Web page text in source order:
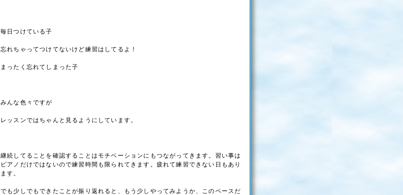
毎日つけている子
忘れちゃってつけてないけど練習はしてるよ！
まったく忘れてしまった子
みんな色々ですが
レッスンではちゃんと見るようにしています。
継続してることを確認することはモチベーションにもつながってきます。習い事は
ピアノだけではないので練習時間も限られてきます。疲れて練習できない日もあり
ます。
でも少しでもできたことが振り返れると、もう少しやってみようか、このペースだ